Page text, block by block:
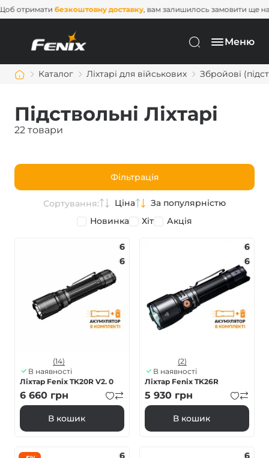
Щоб отриматибезкоштовну доставку, вам залишилось замовити ще
Меню
Каталог Ліхтарі для військових Збройові
Підствольні Ліхтарі
22 товари
Фільтрація
Сортування: Ціна
За популярністю
Новинка
Хіт Акція
6
6
(14)
В наявності
Ліхтар Fenix TK20R V2. 0
6 660 грн
В кошик
6
6
(2)
В наявності
Ліхтар Fenix TK26R
5 930 грн
В кошик
6
6